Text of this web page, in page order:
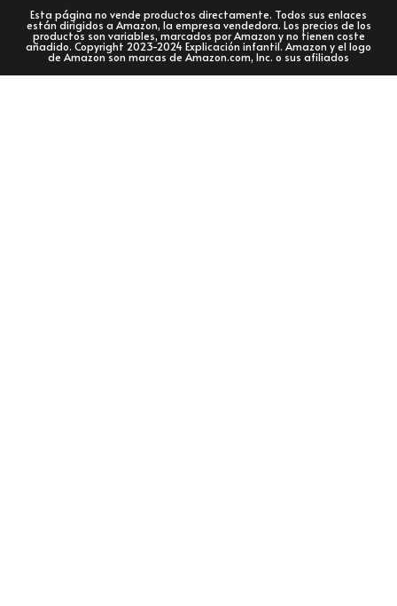
Esta página no vende productos directamente. Todos sus enlaces
están dirigidos a Amazon, la empresa vendedora. Los precios de los
productos son variables, marcados por Amazon y no tienen coste
añadido. Copyright 2023-2024 Explicación infantil. Amazon y el logo
de Amazon son marcas de Amazon.com, Inc. o sus afiliados